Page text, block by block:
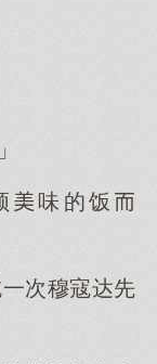
味的饭
次穆寇达先